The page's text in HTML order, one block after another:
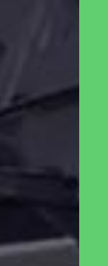
הביתי, אני
לאנושות.
קהליה גדולה
זמין ונוח.
בנוסף טבעלו
המוצרים
אחר אתם
הטובים
איך משתמשים
כמה ימים
סיבובים